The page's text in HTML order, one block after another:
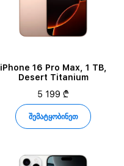
iPhone 16 Pro Max, 1 TB,
Desert Titanium
5 199 ₾
შემატყობინეთ